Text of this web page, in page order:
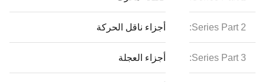
Series Part 2: أجزاء ناقل الحركة
Series Part 3: أجزاء العجلة